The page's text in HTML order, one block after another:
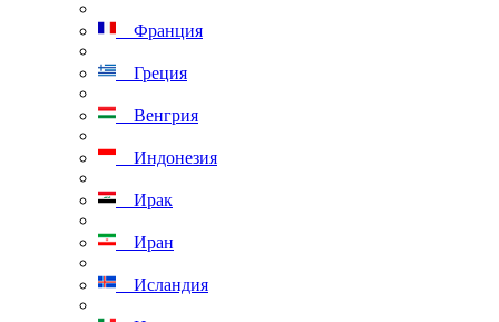
Франция
Греция
Венгрия
Индонезия
Ирак
Иран
Исландия